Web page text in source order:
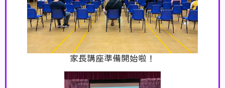
家長講座準備開始啦！